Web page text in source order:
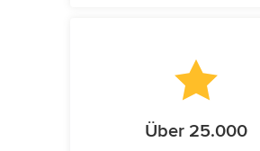
Über 25.000